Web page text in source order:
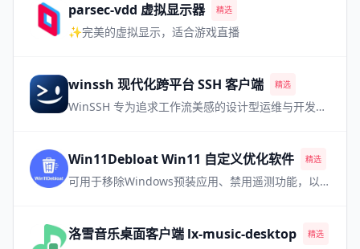
parsec-vdd 虚拟显示器 精选
✨完美的虚拟显示，适合游戏直播
winssh 现代化跨平台 SSH 客户端 精选
WinSSH 专为追求工作流美感的设计型运维与开发极客打造。移植现代 IDE 体验，完美调度多路会话，让每一次登录都畅行无阻。
Win11Debloat Win11 自定义优化软件 精选
可用于移除Windows预装应用、禁用遥测功能，以及执行其他各种更改，从而简化和自定义您的 Windows 系统体验
洛雪音乐桌面客户端 lx-music-desktop 精选